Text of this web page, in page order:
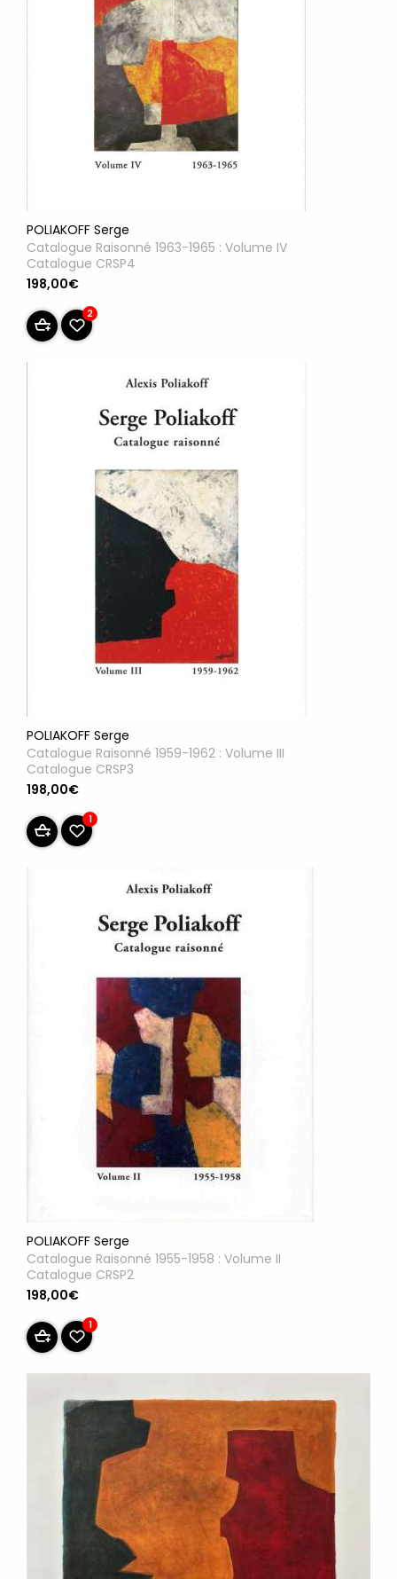
POLIAKOFF Serge
Catalogue Raisonné 1963-1965 : Volume IV
Catalogue CRSP4
198,00€
2
POLIAKOFF Serge
Catalogue Raisonné 1959-1962 : Volume III
Catalogue CRSP3
198,00€
1
POLIAKOFF Serge
Catalogue Raisonné 1955-1958 : Volume II
Catalogue CRSP2
198,00€
1